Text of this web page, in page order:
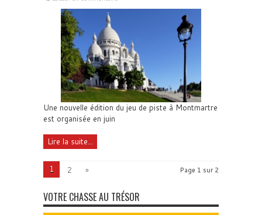
Une nouvelle édition du jeu de piste à Montmartre
est organisée en juin
Lire la suite...
Page 1 sur 2
1 2 »
VOTRE CHASSE AU TRÉSOR